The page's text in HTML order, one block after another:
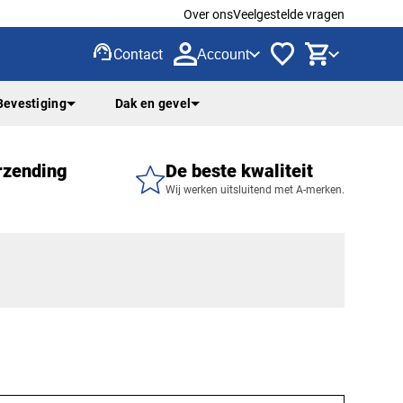
Over onsVeelgestelde vragen
support_agentContact Account
Dak en gevel
De beste kwaliteit
Wij werken uitsluitend met A-merken.